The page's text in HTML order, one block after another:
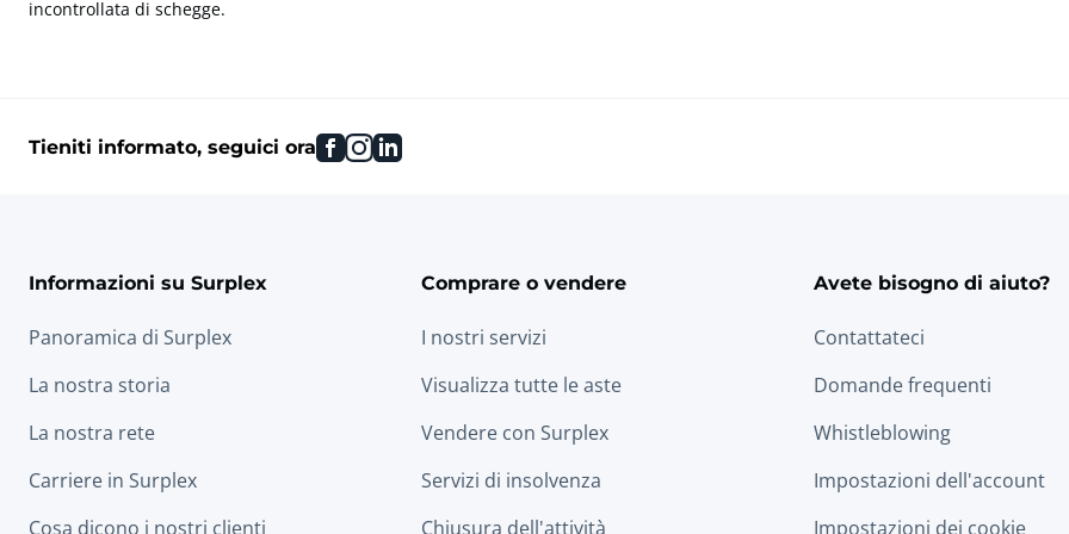
incontrollata di schegge.
Tieniti informato, seguici ora facebook
instagram
linkedin
Informazioni su Surplex
Panoramica di Surplex
La nostra storia
La nostra rete
Carriere in Surplex
Cosa dicono i nostri clienti
Comprare o vendere
I nostri servizi
Visualizza tutte le aste
Vendere con Surplex
Servizi di insolvenza
Chiusura dell'attività
Avete bisogno di aiuto?
Contattateci
Domande frequenti
Whistleblowing
Impostazioni dell'account
Impostazioni dei cookie